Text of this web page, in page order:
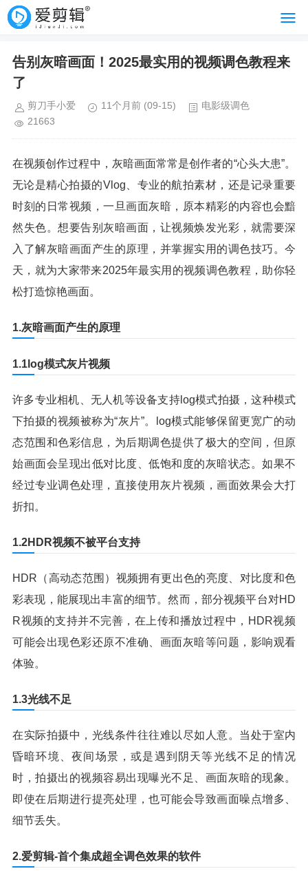
告别灰暗画面！2025最实用的视频调色教程来
了
剪刀手小爱 11个月前 (09-15)
电影级调色
21663
在视频创作过程中，灰暗画面常常是创作者的“心头大患”。
无论是精心拍摄的Vlog、专业的航拍素材，还是记录重要
时刻的日常视频，一旦画面灰暗，原本精彩的内容也会黯
然失色。想要告别灰暗画面，让视频焕发光彩，就需要深
入了解灰暗画面产生的原理，并掌握实用的调色技巧。今
天，就为大家带来2025年最实用的视频调色教程，助你轻
松打造惊艳画面。
1.灰暗画面产生的原理
1.1log模式灰片视频
许多专业相机、无人机等设备支持log模式拍摄，这种模式
下拍摄的视频被称为“灰片”。log模式能够保留更宽广的动
态范围和色彩信息，为后期调色提供了极大的空间，但原
始画面会呈现出低对比度、低饱和度的灰暗状态。如果不
经过专业调色处理，直接使用灰片视频，画面效果会大打
折扣。
1.2HDR视频不被平台支持
HDR（高动态范围）视频拥有更出色的亮度、对比度和色
彩表现，能展现出丰富的细节。然而，部分视频平台对HD
R视频的支持并不完善，在上传和播放过程中，HDR视频
可能会出现色彩还原不准确、画面灰暗等问题，影响观看
体验。
1.3光线不足
在实际拍摄中，光线条件往往难以尽如人意。当处于室内
昏暗环境、夜间场景，或是遇到阴天等光线不足的情况
时，拍摄出的视频容易出现曝光不足、画面灰暗的现象。
即使在后期进行提亮处理，也可能会导致画面噪点增多、
细节丢失。
2.爱剪辑-首个集成超全调色效果的软件